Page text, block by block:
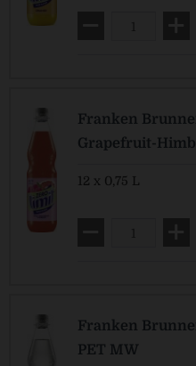
Franken
Grapefruit-
12 x 0,75 L
Franken
PET MW